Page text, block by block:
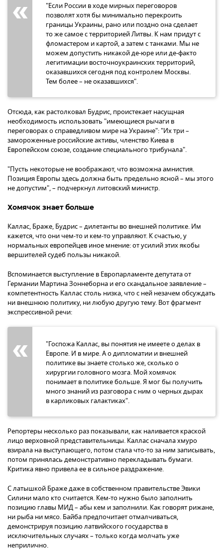
"Если России в ходе мирных переговоров
позволят хотя бы минимально перекроить
границы Украины, рано или поздно она сделает
то же самое с территорией Литвы. К нам придут с
фломастером и картой, а затем с танками. Мы не
можем допустить никакой де-юре или де-факто
легитимации восточноукраинских территорий,
оказавшихся сегодня под контролем Москвы.
Тем более – не оказавшихся".
Отсюда, как растолковал Будрис, проистекает насущная
необходимость использовать "имеющиеся рычаги в
переговорах о справедливом мире на Украине": "Их три –
замороженные российские активы, членство Киева в
Европейском союзе, создание специального трибунала".
"Пусть некоторые не воображают, что возможна амнистия.
Позиция Европы здесь должна быть предельно ясной – мы этого
не допустим", – подчеркнул литовский министр.
Хомячок знает больше
Каллас, Браже, Будрис – дилетанты во внешней политике. Им
кажется, что они чем-то и кем-то управляют. К счастью, у
нормальных европейцев иное мнение: от усилий этих якобы
вершителей судеб пользы никакой.
Вспоминается выступление в Европарламенте депутата от
Германии Мартина Зоннеборна и его скандальное заявление –
компетентность Каллас столь низка, что с ней незачем обсуждать
ни внешнюю политику, ни любую другую тему. Вот фрагмент
экспрессивной речи:
"Госпожа Каллас, вы понятия не имеете о делах в
Европе. И в мире. А о дипломатии и внешней
политике вы знаете столько же, сколько о
хирургии головного мозга. Мой хомячок
понимает в политике больше. Я мог бы получить
много знаний из разговора с ним о черных дырах
в карликовых галактиках".
Репортеры несколько раз показывали, как наливается краской
лицо верховной представительницы. Каллас сначала хмуро
взирала на выступающего, потом стала что-то за ним записывать,
потом принялась демонстративно перекладывать бумаги.
Критика явно привела ее в сильное раздражение.
С латышкой Браже даже в собственном правительстве Эвики
Силини мало кто считается. Кем-то нужно было заполнить
позицию главы МИД – абы кем и заполнили. Как говорят рижане,
ни рыба ни мясо. Байба предпочитает отмалчиваться,
демонстрируя позицию латвийского государства в
исключительных случаях – только когда молчать уже
неприлично.